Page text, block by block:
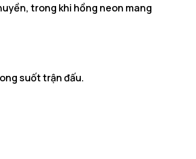
trong khi hồng neon mang
suốt trận đấu.